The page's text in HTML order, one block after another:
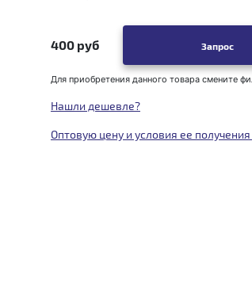
400 руб Запрос
Для приобретения данного товара смените
Нашли дешевле?
Оптовую цену и условия ее